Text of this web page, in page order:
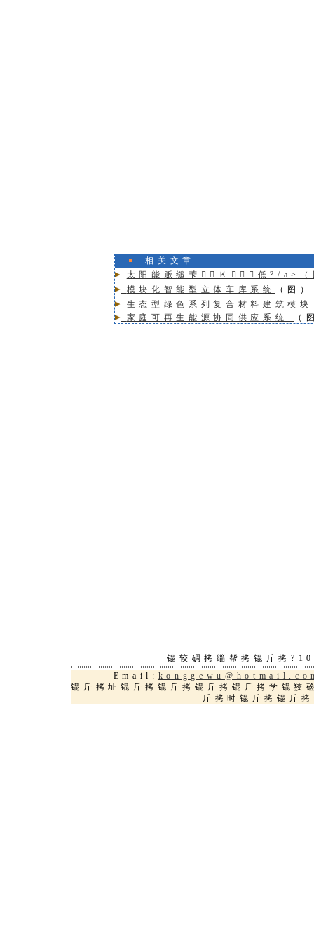
相关文章
太阳能贩缒苄Ｋ低?/a>（
模块化智能型立体车库系统
（图）
生态型绿色系列复合材料建筑模块
家庭可再生能源协同供应系统
（
锟较碉拷缁帮拷锟斤拷
Email:
锟斤拷址锟斤拷锟斤拷锟斤拷锟斤拷学锟狡
斤拷时锟斤拷锟斤